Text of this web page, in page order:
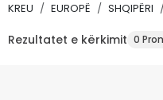
KREU EUROPË SHQIPËRI
Rezultatet e kërkimit 0